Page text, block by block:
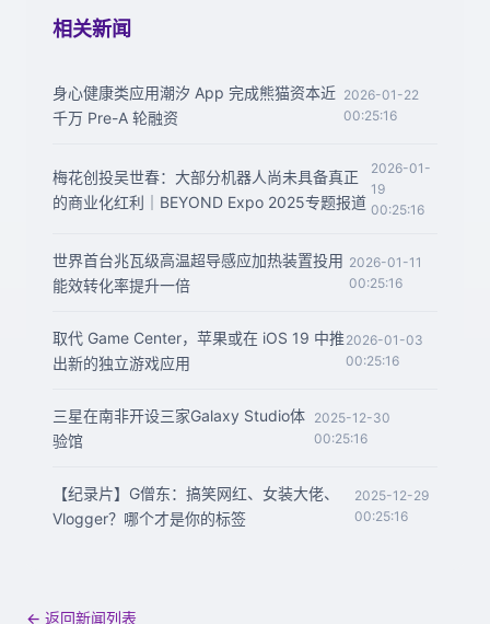
相关新闻
身心健康类应用潮汐 App 完成熊猫资本近
千万 Pre-A 轮融资
2026-01-22
00:25:16
梅花创投吴世春：大部分机器人尚未具备真正
的商业化红利｜BEYOND Expo 2025专题报道
2026-01-
19
00:25:16
世界首台兆瓦级高温超导感应加热装置投用
能效转化率提升一倍
2026-01-11
00:25:16
取代 Game Center，苹果或在 iOS 19 中推
出新的独立游戏应用
2026-01-03
00:25:16
三星在南非开设三家Galaxy Studio体
验馆
2025-12-30
00:25:16
【纪录片】G僧东：搞笑网红、女装大佬、
Vlogger？哪个才是你的标签
2025-12-29
00:25:16
← 返回新闻列表